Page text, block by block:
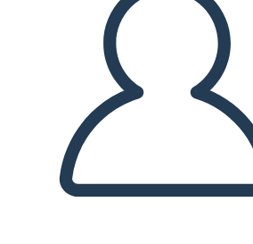
PLAY SLIDESHOW
READ TO ME